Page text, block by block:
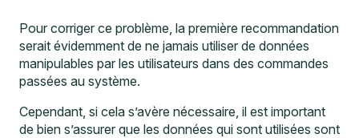
Pour corriger ce problème, la première recommandation
serait évidemment de ne jamais utiliser de données
manipulables par les utilisateurs dans des commandes
passées au système.
Cependant, si cela s’avère nécessaire, il est important
de bien s’assurer que les données qui sont utilisées sont